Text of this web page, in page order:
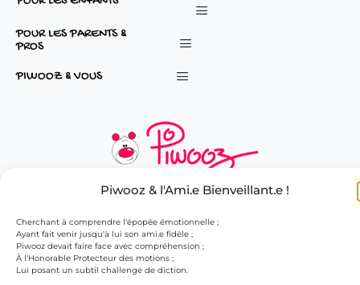
Piwooz & l'Ami.e Bienveillant.e !
Cherchant à comprendre l'épopée émotionnelle ;
Ayant fait venir jusqu'à lui son ami.e fidèle ;
Piwooz devait faire face avec compréhension ;
À l'Honorable Protecteur des motions ;
Lui posant un subtil challenge de diction.
POUR LES PARENTS &
PROS
PIWOOZ & VOUS
Le mini coach des émotions pour les enfants et les familles.